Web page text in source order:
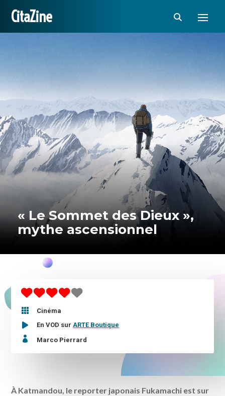
CitaZine
« Le Sommet des Dieux »,
mythe ascensionnel

Cinéma
En VOD surARTE Boutique
 Marco Pierrard
À Katmandou, le reporter japonais Fukamachi est sur